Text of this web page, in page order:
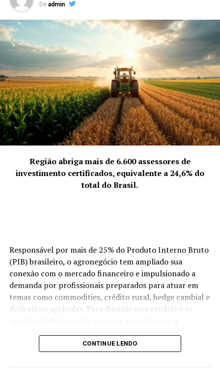
NÃO PERCA
Mc Gabb realiza parceria com seu grande ídolo da
música brasileira, o cantor Ferrugem
De admin
Região abriga mais de 6.600 assessores de
investimento certificados, equivalente a 24,6% do
total do Brasil.
Responsável por mais de 25% do Produto Interno Bruto
(PIB) brasileiro, o agronegócio tem ampliado sua
conexão com o mercado financeiro e impulsionado a
demanda por profissionais preparados para atuar em
temas como commodities, crédito rural, hedge cambial e
derivativos agrícolas. Para discutir esse cenário e as
Distribuidoras de Títulos e Valores Mobiliários, Câmbio e
no dia 8 de julho (quarta-feira), às 19h, em Curitiba (PR),
CONTINUE LENDO